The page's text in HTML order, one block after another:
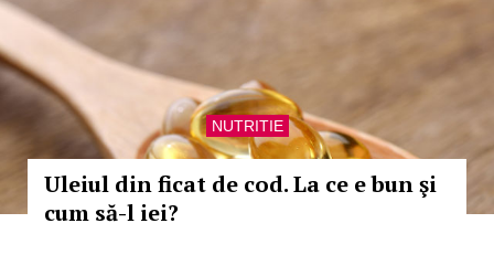
NUTRITIE
Uleiul din ficat de cod. La ce e bun şi
cum să-l iei?